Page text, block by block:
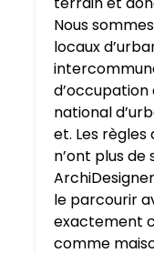
Nous
locaux
d’occupation
national
et. Les règles
n’ont plus
le parcourir
exactement
comme